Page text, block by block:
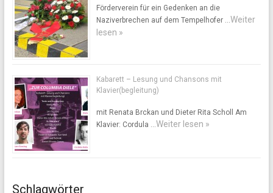
Förderverein für ein Gedenken an die
Naziverbrechen auf dem Tempelhofer …Weiter
lesen »
Kabarett – Lesung und Chansons mit
Klavier(begleitung)
mit Renata Brckan und Dieter Rita Scholl Am
Klavier: Cordula …Weiter lesen »
Schlagwörter